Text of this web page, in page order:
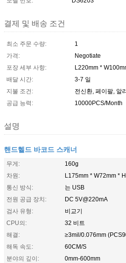
결제 및 배송 조건
최소 주문 수량:
1
가격:
Negotiate
포장 세부 사항:
L220mm *
배달 시간:
3-7 일
지불 조건:
전신환, 페이팔, 알
공급 능력:
10000PCS/Month
설명
핸드헬드 바코드 스캐너
무게:
160g
차원:
L175mm * W72mm *
통신 방식:
는 USB
전원 공급 장치:
DC 5V@220mA
검사 유형:
비교기
CPU의:
32 비트
해결:
≥3mil/0.076mm
해독 속도:
60CM/S
분야의 깊이:
0mm-600mm